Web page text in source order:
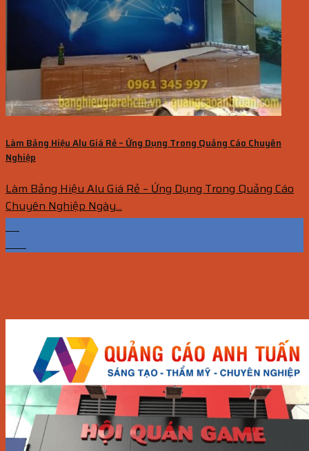
Làm Bảng Hiệu Alu Giá Rẻ – Ứng Dụng Trong Quảng Cáo Chuyên
Nghiệp
Làm Bảng Hiệu Alu Giá Rẻ – Ứng Dụng Trong Quảng Cáo
Chuyên Nghiệp Ngày...